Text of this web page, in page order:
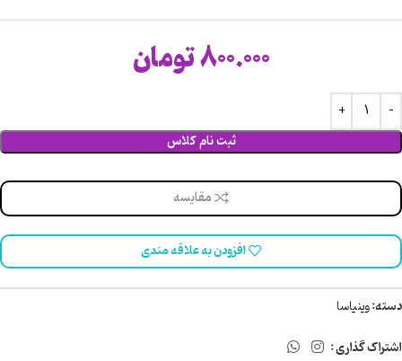
800.000تومان
ثبت نام کلاس
مقایسه
افزودن به علاقه مندی
دسته:وینیاسا
اشتراک گذاری :